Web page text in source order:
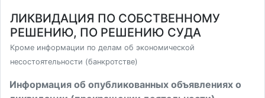
ЛИКВИДАЦИЯ ПО СОБСТВЕННОМУ
РЕШЕНИЮ, ПО РЕШЕНИЮ СУДА
Кроме информации по делам об экономической
несостоятельности (банкротстве)
Информация об опубликованных объявлениях о